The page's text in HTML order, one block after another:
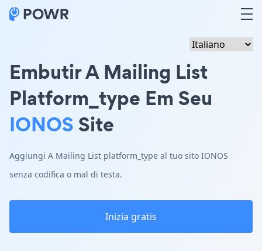
Embutir A Mailing List
Platform_type Em Seu
IONOSSite
Aggiungi A Mailing List platform_type al tuo sito IONOS
senza codifica o mal di testa.
Inizia gratis